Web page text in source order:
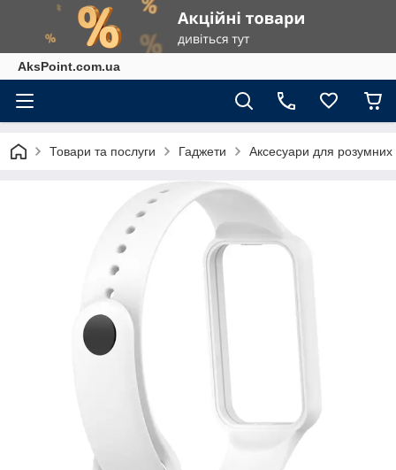
AksPoint.com.ua
Товари та послуги Гаджети Аксесуари для розумних